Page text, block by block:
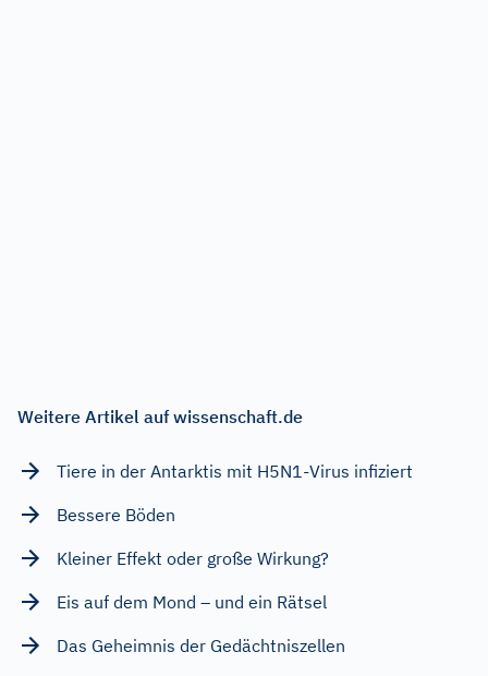
Weitere Artikel auf wissenschaft.de
Tiere in der Antarktis mit H5N1-Virus infiziert
Bessere Böden
Kleiner Effekt oder große Wirkung?
Eis auf dem Mond – und ein Rätsel
Das Geheimnis der Gedächtniszellen